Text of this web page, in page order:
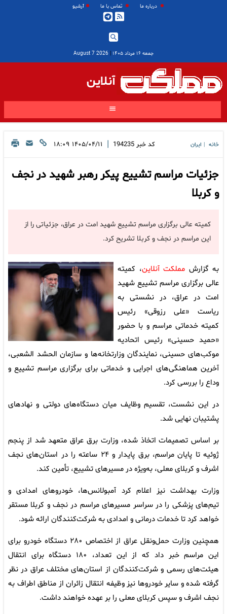
درباره ما تماس با ما آرشیو
جمعه ۱۶ مرداد ۱۴۰۵ |
2026 August 7
آنلاین
خانه ایران کد خبر 194235
| ۱۴۰۵/۰۴/۱۱ ۱۸:۰۹
جزئیات مراسم تشییع پیکر رهبر شهید در نجف
و کربلا
کمیته عالی برگزاری مراسم تشییع شهید امت در عراق، جزئیاتی را از
این مراسم در نجف و کربلا تشریح کرد.
به گزارش مملکت آنلاین، کمیته
عالی برگزاری مراسم تشییع شهید
امت در عراق، در نشستی به
ریاست «علی رزوقی» رئیس
کمیته خدماتی مراسم و با حضور
«حمید حسینی» رئیس اتحادیه
موکب‌های حسینی، نمایندگان وزارتخانه‌ها و سازمان الحشد الشعبی،
آخرین هماهنگی‌های اجرایی و خدماتی برای برگزاری مراسم تشییع و
وداع را بررسی کرد.
در این نشست، تقسیم وظایف میان دستگاه‌های دولتی و نهادهای
پشتیبان نهایی شد.
بر اساس تصمیمات اتخاذ شده، وزارت برق عراق متعهد شد از پنجم
ژوئیه تا پایان مراسم، برق پایدار و ۲۴ ساعته را در استان‌های نجف
اشرف و کربلای معلی، به‌ویژه در مسیرهای تشییع، تأمین کند.
وزارت بهداشت نیز اعلام کرد آمبولانس‌ها، خودروهای امدادی و
تیم‌های پزشکی را در سراسر مسیرهای مراسم در نجف و کربلا مستقر
خواهد کرد تا خدمات درمانی و امدادی به شرکت‌کنندگان ارائه شود.
همچنین وزارت حمل‌ونقل عراق از اختصاص ۲۸۰ دستگاه خودرو برای
این مراسم خبر داد که از این تعداد، ۱۸۰ دستگاه برای انتقال
هیئت‌های رسمی و شرکت‌کنندگان از استان‌های مختلف عراق در نظر
گرفته شده و سایر خودروها نیز وظیفه انتقال زائران از مناطق اطراف به
نجف اشرف و سپس کربلای معلی را بر عهده خواهند داشت.